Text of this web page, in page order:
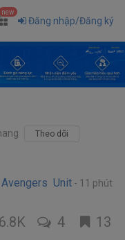
new
Đăng nhập/Đăng ký
Theo dõi
Avengers Unit
11 phút
6.8K 4 13